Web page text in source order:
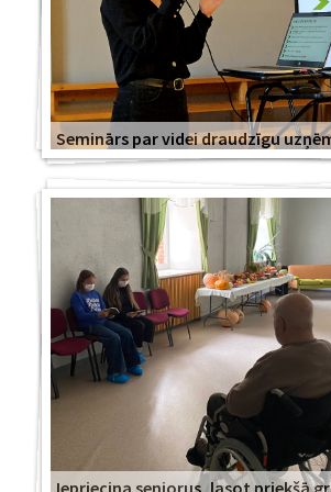
Seminārs par videi draudzīgu
Iepriecina seniorus, lasot priekšā